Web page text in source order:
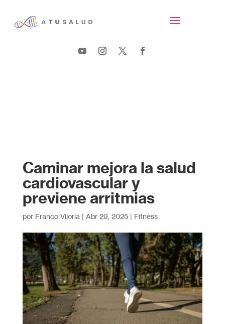
Caminar mejora la salud
cardiovascular y
previene arritmias
por Franco Viloria | Abr 29, 2025| Fitness